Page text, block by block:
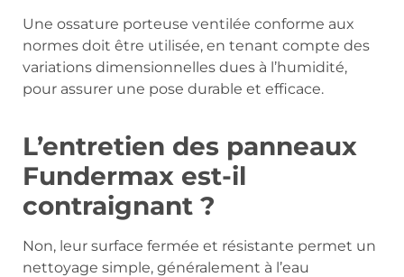
Une ossature porteuse ventilée conforme aux
normes doit être utilisée, en tenant compte des
variations dimensionnelles dues à l’humidité,
pour assurer une pose durable et efficace.
L’entretien des panneaux
Fundermax est-il
contraignant ?
Non, leur surface fermée et résistante permet un
nettoyage simple, généralement à l’eau